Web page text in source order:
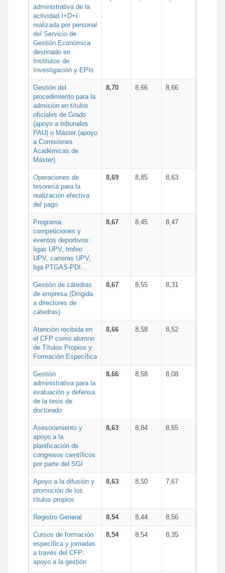
administrativa de la
actividad I+D+i
realizada por personal
del Servicio de
Gestión Económica
destinado en
Institutos de
Investigación y EPIs
Gestión del
procedimiento para la
admisión en títulos
oficiales de Grado
(apoyo a tribunales
PAU) o Máster (apoyo
a Comisiones
Académicas de
Máster)
8,70 8,66 8,66
Operaciones de
tesorería para la
realización efectiva
del pago
8,69 8,85 8,63
Programa
competiciones y
eventos deportivos:
ligas UPV, trofeo
UPV, carreras UPV,
liga PTGAS-PDI...
8,67 8,45 8,47
Gestión de cátedras
de empresa (Dirigida
a directores de
cátedras)
8,67 8,55 8,31
Atención recibida en
el CFP como alumno
de Títulos Propios y
Formación Específica
8,66 8,58 8,52
Gestión
administrativa para la
evaluación y defensa
de la tesis de
doctorado
8,66 8,58 8,08
Asesoramiento y
apoyo a la
planificación de
congresos científicos
por parte del SGI
8,63 8,84 8,65
Apoyo a la difusión y
promoción de los
títulos propios
8,63 8,50 7,67
Registro General 8,54 8,44 8,56
Cursos de formación
específica y jornadas
a través del CFP:
apoyo a la gestión
8,54 8,54 8,35